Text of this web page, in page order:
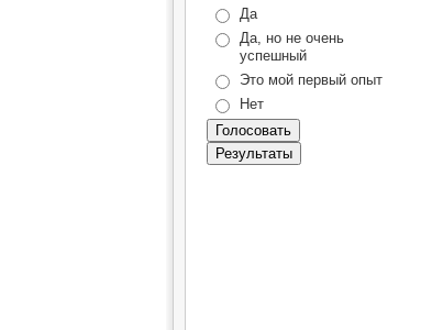
Да
Да, но не очень
успешный
Это мой первый опыт
Нет